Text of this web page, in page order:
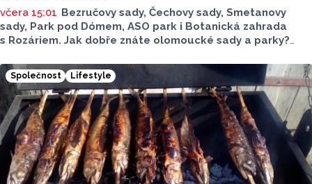
včera 15:01 Bezručovy sady, Čechovy sady, Smetanovy
sady, Park pod Dómem, ASO park i Botanická zahrada
s Rozáriem. Jak dobře znáte olomoucké sady a parky?
které v nich jsou. Vždy tomu tak ale nebylo.
Společnost Lifestyle